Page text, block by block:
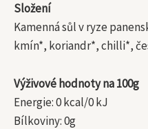
Složení
Kamenná sůl v ryze
kmín*, koriandr*, chilli*,
Výživové hodnoty na 100g
Energie: 0 kcal/0 kJ
Bílkoviny: 0g